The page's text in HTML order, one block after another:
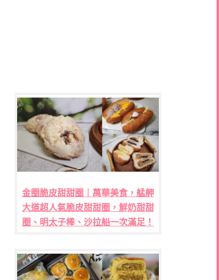
金圈脆皮甜甜圈｜萬華美食，艋舺
大道超人氣脆皮甜甜圈，鮮奶甜甜
圈、明太子棒、沙拉船一次滿足！